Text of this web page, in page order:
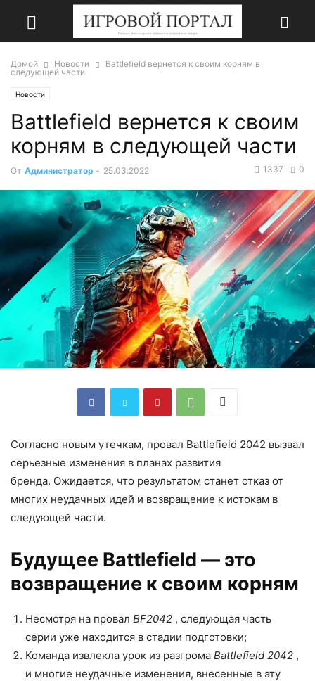
Домой Новости
Battlefield вернется к своим корням в
следующей части
Новости
Battlefield вернется к своим
корням в следующей части
От Администратор - 25.03.2022 0
1337
Согласно новым утечкам, провал Battlefield 2042 вызвал
серьезные изменения в планах развития
бренда. Ожидается, что результатом станет отказ от
многих неудачных идей и возвращение к истокам в
следующей части.
Будущее Battlefield — это
возвращение к своим корням
Несмотря на провал BF2042 , следующая часть
серии уже находится в стадии подготовки;
Команда извлекла урок из разгрома Battlefield 2042 ,
и многие неудачные изменения, внесенные в эту